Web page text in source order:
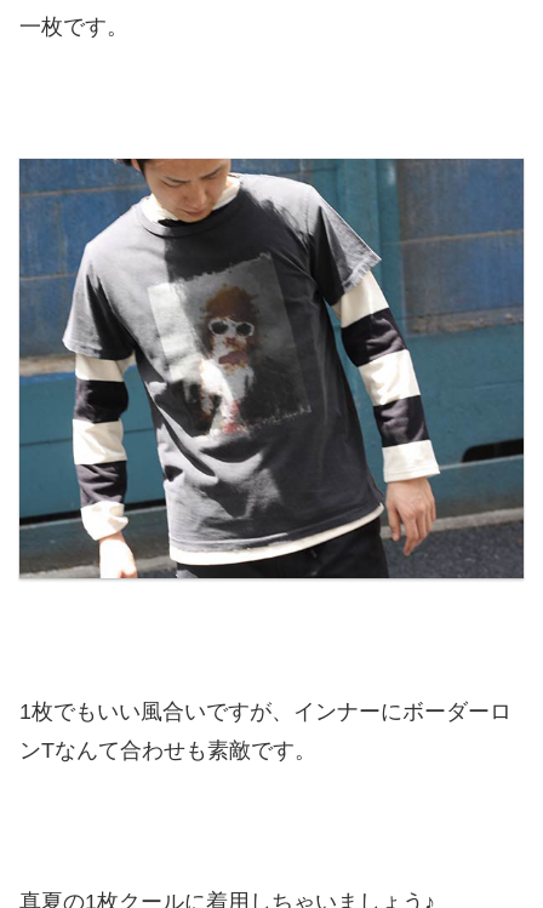
一枚です。
1枚でもいい風合いですが、インナーにボーダーロ
ンTなんて合わせも素敵です。
真夏の1枚クールに着用しちゃいましょう♪